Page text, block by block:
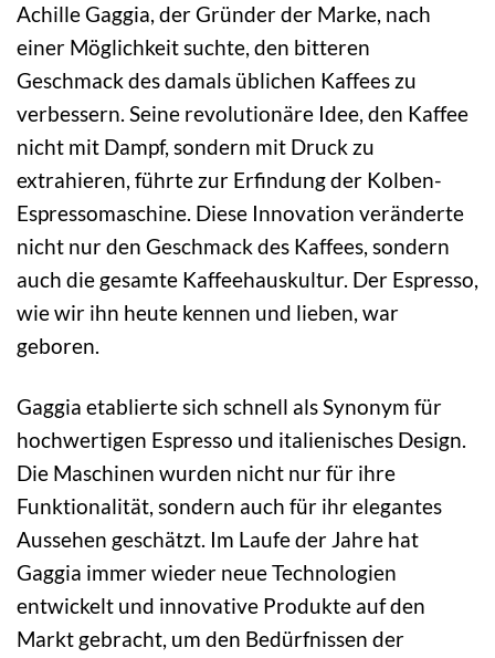
Achille Gaggia, der Gründer der Marke, nach
einer Möglichkeit suchte, den bitteren
Geschmack des damals üblichen Kaffees zu
verbessern. Seine revolutionäre Idee, den Kaffee
nicht mit Dampf, sondern mit Druck zu
extrahieren, führte zur Erfindung der Kolben-
Espressomaschine. Diese Innovation veränderte
nicht nur den Geschmack des Kaffees, sondern
auch die gesamte Kaffeehauskultur. Der Espresso,
wie wir ihn heute kennen und lieben, war
geboren.
Gaggia etablierte sich schnell als Synonym für
hochwertigen Espresso und italienisches Design.
Die Maschinen wurden nicht nur für ihre
Funktionalität, sondern auch für ihr elegantes
Aussehen geschätzt. Im Laufe der Jahre hat
Gaggia immer wieder neue Technologien
entwickelt und innovative Produkte auf den
Markt gebracht, um den Bedürfnissen der